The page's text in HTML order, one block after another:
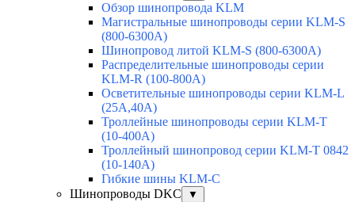
Обзор шинопровода KLM
Магистральные шинопроводы серии KLM-S
(800-6300А)
Шинопровод литой KLM-S (800-6300А)
Распределительные шинопроводы серии
KLM-R (100-800А)
Осветительные шинопроводы серии KLM-L
(25А,40А)
Троллейные шинопроводы серии KLM-T
(10-400А)
Троллейный шинопровод серии KLM-T 0842
(10-140А)
Гибкие шины KLM-С
Шинопроводы DKC
▼